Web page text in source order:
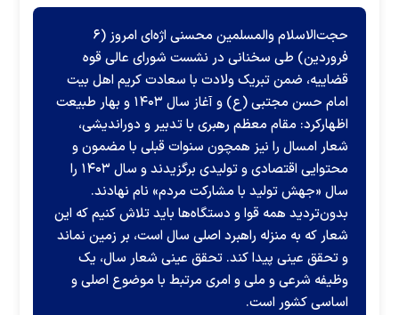
حجت‌الاسلام والمسلمین محسنی اژه‌ای امروز (۶
فروردین) طی سخنانی در نشست شورای عالی قوه
قضاییه، ضمن تبریک ولادت با سعادت کریم اهل بیت
امام حسن مجتبی (ع) و آغاز سال ۱۴۰۳ و بهار طبیعت
اظهارکرد: مقام معظم رهبری با تدبیر و دوراندیشی،
شعار امسال را نیز همچون سنوات قبلی با مضمون و
محتوایی اقتصادی و تولیدی برگزیدند و سال ۱۴۰۳ را
سال «جهش تولید با مشارکت مردم» نام نهادند.
بدون‌تردید همه قوا و دستگاه‌ها باید تلاش کنیم که این
شعار که به منزله راهبرد اصلی سال است، بر زمین نماند
و تحقق عینی پیدا کند. تحقق عینی شعار سال، یک
وظیفه شرعی و ملی و امری مرتبط با موضوع اصلی و
اساسی کشور است.